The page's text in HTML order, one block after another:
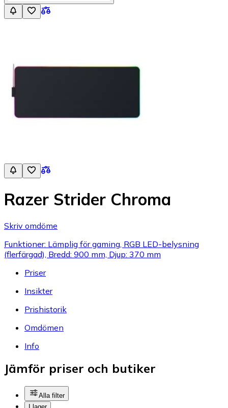
Razer Strider Chroma
Skriv omdöme
Funktioner: Lämplig för gaming, RGB LED-belysning
(flerfärgad), Bredd: 900 mm, Djup: 370 mm
Priser
Insikter
Prishistorik
Omdömen
Info
Jämför priser och butiker
Alla filter